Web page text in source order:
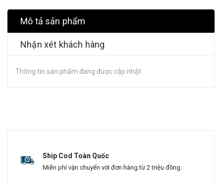
Mô tả sản phẩm
Nhận xét khách hàng
Thông tin sản phẩm đang được cập nhật
Ship Cod Toàn Quốc
Miễn phí vận chuyển với đơn hàng từ 2 triệu đồng.